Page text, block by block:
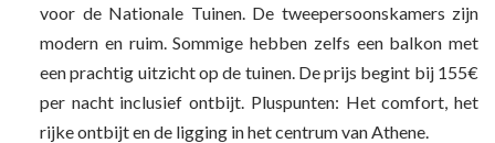
voor de Nationale Tuinen. De tweepersoonskamers zijn
modern en ruim. Sommige hebben zelfs een balkon met
een prachtig uitzicht op de tuinen. De prijs begint bij 155€
per nacht inclusief ontbijt. Pluspunten: Het comfort, het
rijke ontbijt en de ligging in het centrum van Athene.